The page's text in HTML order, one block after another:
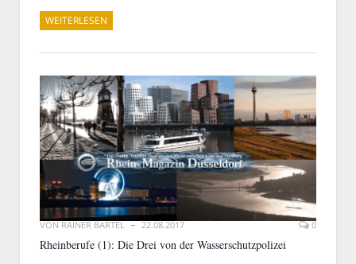
WEITERLESEN
VONRAINER BARTEL 22.08.2017 0
Rheinberufe (1): Die Drei von der Wasserschutzpolizei